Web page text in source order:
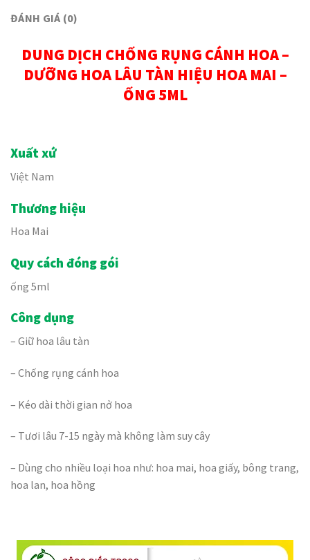
ĐÁNH GIÁ (0)
DUNG DỊCH CHỐNG RỤNG CÁNH HOA –
DƯỠNG HOA LÂU TÀN HIỆU HOA MAI –
ỐNG 5ML
Xuất xứ
Việt Nam
Thương hiệu
Hoa Mai
Quy cách đóng gói
ống 5ml
Công dụng
– Giữ hoa lâu tàn
– Chống rụng cánh hoa
– Kéo dài thời gian nở hoa
– Tươi lâu 7-15 ngày mà không làm suy cây
– Dùng cho nhiều loại hoa như: hoa mai, hoa giấy, bông trang,
hoa lan, hoa hồng